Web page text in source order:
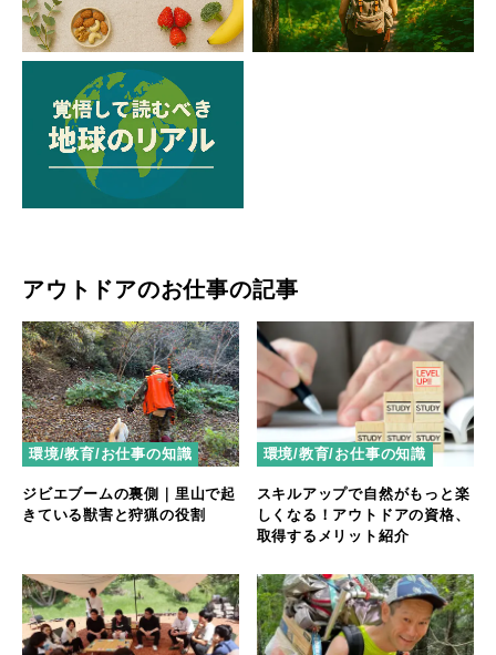
アウトドアのお仕事の記事
環境/教育/お仕事の知識
ジビエブームの裏側｜里山で起
きている獣害と狩猟の役割
環境/教育/お仕事の知識
スキルアップで自然がもっと楽
しくなる！アウトドアの資格、
取得するメリット紹介